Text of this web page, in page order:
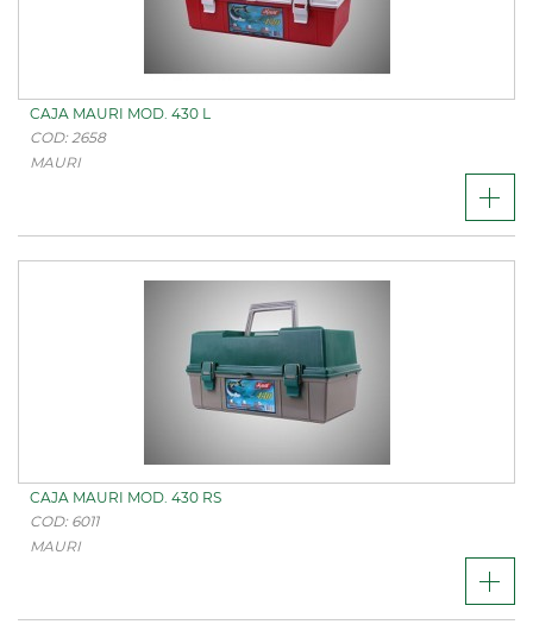
CAJA MAURI MOD. 430 L
COD: 2658
MAURI
CAJA MAURI MOD. 430 RS
COD: 6011
MAURI